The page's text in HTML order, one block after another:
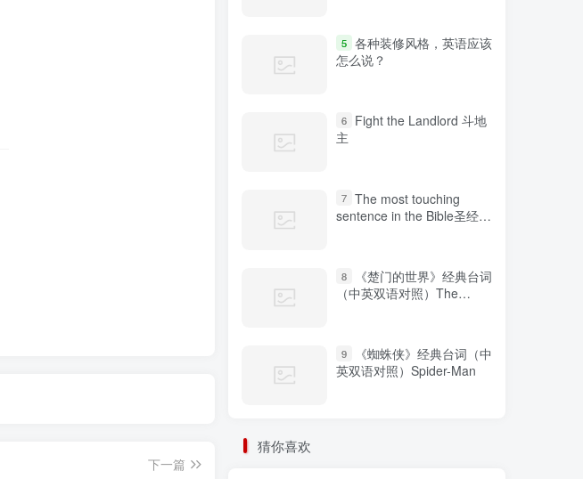
下一篇
5 各种装修风格，英语应该
怎么说？
6
Fight the Landlord 斗地
主
7 The most touching
sentence in the Bible圣经中
8
《楚门的世界》经典台词
（中英双语对照）The
9
《蜘蛛侠》经典台词（中
英双语对照）Spider-Man
猜你喜欢